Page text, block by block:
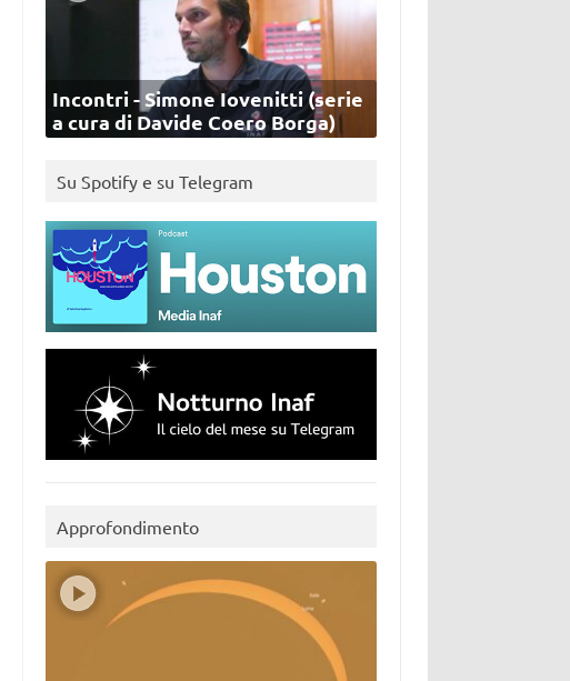
Incontri - Simone Iovenitti (serie
a cura di Davide Coero Borga)
Su Spotify e su Telegram
Approfondimento